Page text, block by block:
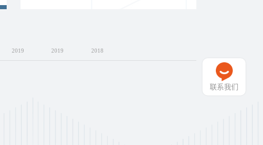
2019 2019 2018
联系我们